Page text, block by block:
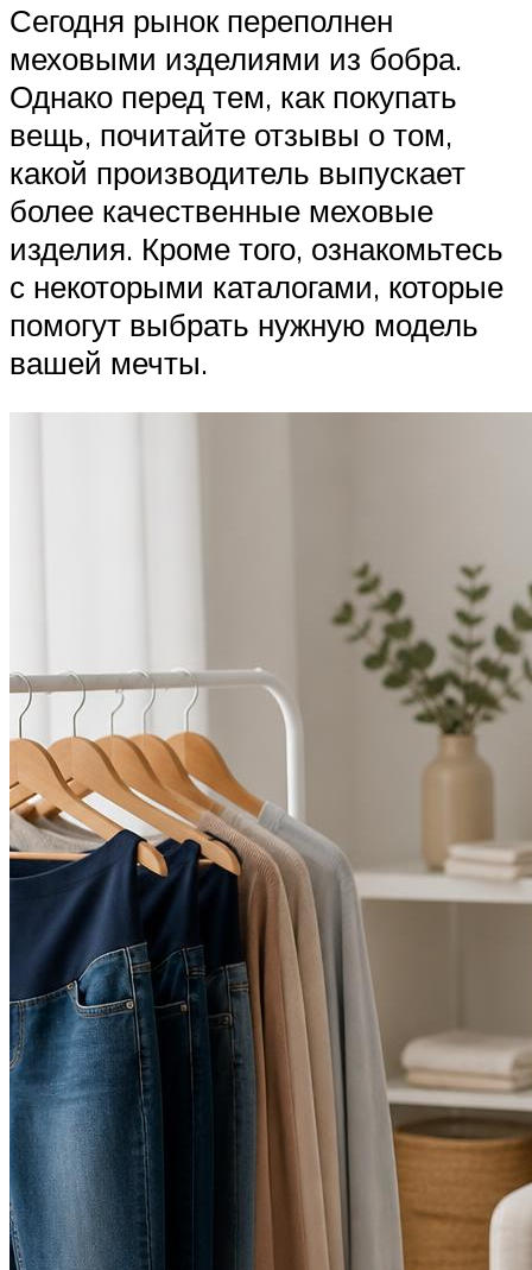
Сегодня рынок переполнен
меховыми изделиями из бобра.
Однако перед тем, как покупать
вещь, почитайте отзывы о том,
какой производитель выпускает
более качественные меховые
изделия. Кроме того, ознакомьтесь
с некоторыми каталогами, которые
помогут выбрать нужную модель
вашей мечты.